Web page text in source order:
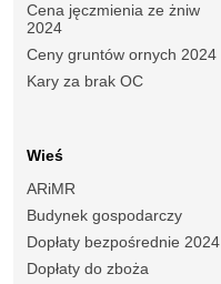
Cena jęczmienia ze żniw
2024
Ceny gruntów ornych 2024
Kary za brak OC
Wieś
ARiMR
Budynek gospodarczy
Dopłaty bezpośrednie 2024
Dopłaty do zboża